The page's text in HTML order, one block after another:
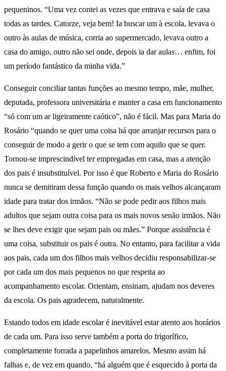
pequeninos. “Uma vez contei as vezes que entrava e saía de casa
todas as tardes. Catorze, veja bem! Ia buscar um à escola, levava o
outro às aulas de música, corria ao supermercado, levava outro a
casa do amigo, outro não sei onde, depois ia dar aulas… enfim, foi
um período fantástico da minha vida.”
Conseguir conciliar tantas funções ao mesmo tempo, mãe, mulher,
deputada, professora universitária e manter a casa em funcionamento
“só com um ar ligeiramente caótico”, não é fácil. Mas para Maria do
Rosário “quando se quer uma coisa há que arranjar recursos para o
conseguir de modo a gerir o que se tem com aquilo que se quer.
Tornou-se imprescindível ter empregadas em casa, mas a atenção
dos pais é insubstituível. Por isso é que Roberto e Maria do Rosário
nunca se demitiram dessa função quando os mais velhos alcançaram
idade para tratar dos irmãos. “Não se pode pedir aos filhos mais
adultos que sejam outra coisa para os mais novos senão irmãos. Não
se lhes deve exigir que sejam pais ou mães.” Porque assistência é
uma coisa, substituir os pais é outra. No entanto, para facilitar a vida
aos pais, cada um dos filhos mais velhos decidiu responsabilizar-se
por cada um dos mais pequenos no que respeita ao
acompanhamento escolar. Orientam, ensinam, ajudam nos deveres
da escola. Os pais agradecem, naturalmente.
Estando todos em idade escolar é inevitável estar atento aos horários
de cada um. Para isso serve também a porta do frigorífico,
completamente forrada a papelinhos amarelos. Mesmo assim há
falhas e, de vez em quando, “há alguém que é esquecido à porta da